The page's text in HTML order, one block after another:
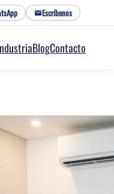
Escríbenos
BlogContacto